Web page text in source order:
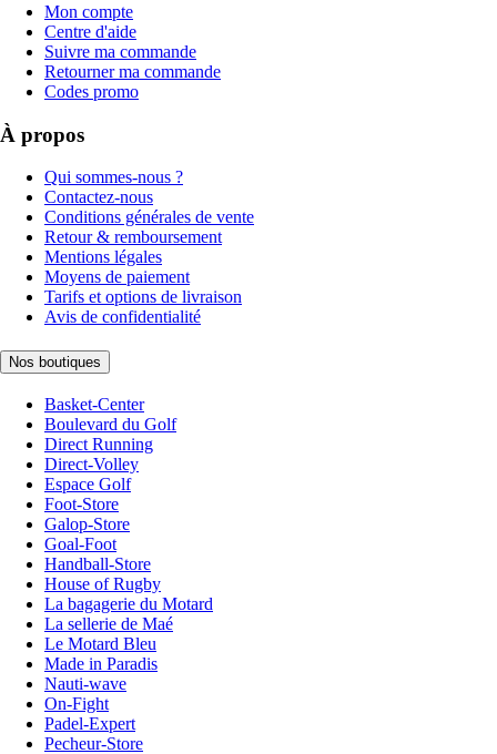
Mon compte
Centre d'aide
Suivre ma commande
Retourner ma commande
Codes promo
À propos
Qui sommes-nous ?
Contactez-nous
Conditions générales de vente
Retour & remboursement
Mentions légales
Moyens de paiement
Tarifs et options de livraison
Avis de confidentialité
Nos boutiques
Basket-Center
Boulevard du Golf
Direct Running
Direct-Volley
Espace Golf
Foot-Store
Galop-Store
Goal-Foot
Handball-Store
House of Rugby
La bagagerie du Motard
La sellerie de Maé
Le Motard Bleu
Made in Paradis
Nauti-wave
On-Fight
Padel-Expert
Pecheur-Store